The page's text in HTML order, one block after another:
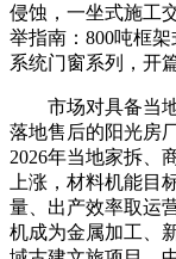
侵蚀，一坐式施工
举指南：800吨框
系统门窗系列，开
市场对具备当地
落地售后的阳光房
2026年当地家拆、
上涨，材料机能目
量、出产效率取运
机成为金属加工、